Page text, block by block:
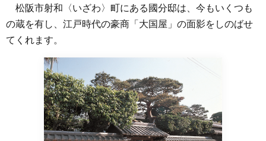
松阪市射和〈いざわ〉町にある國分邸は、今もいくつも
の蔵を有し、江戸時代の豪商「大国屋」の面影をしのばせ
てくれます。